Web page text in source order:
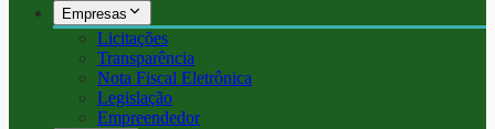
Empresas
Licitações
Transparência
Nota Fiscal Eletrônica
Legislação
Empreendedor